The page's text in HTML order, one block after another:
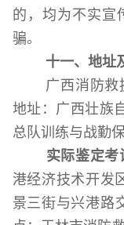
的，均为不实宣
骗。
十一、地址
广西消防救
地址：广西壮族
总队训练与战勤
实际鉴定考
港经济技术开发
景三街与兴港路